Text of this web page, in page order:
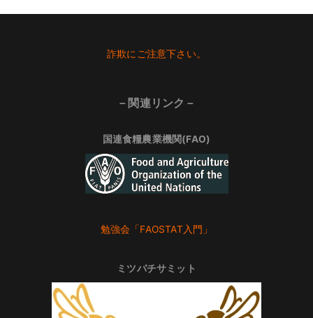
詐欺にご注意下さい。
－関連リンク－
国連食糧農業機関(FAO)
勉強会「FAOSTAT入門」
ミツバチサミット